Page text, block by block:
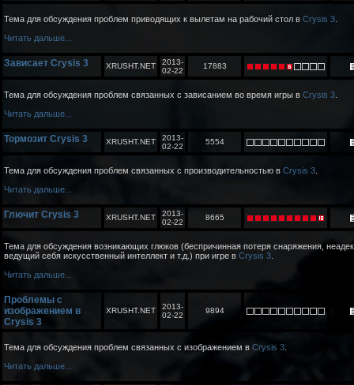
Тема для обсуждения проблем приводящих к вылетам на рабочий стол в Crysis 3
Читать дальше...
Зависает Crysis 3 XRUSHT.NET
2013-
02-22
17883
Тема для обсуждения проблем связанных с зависанием во время игры в Crysis 3
Читать дальше...
Тормозит Crysis 3 XRUSHT.NET
2013-
02-22
5554
Тема для обсуждения проблем связанных с производительностью в Crysis 3
Читать дальше...
Глючит Crysis 3 XRUSHT.NET
2013-
02-22
8665
Тема для обсуждения возникающих глюков (беспричинная потеря снаряжения,
ведущий себя искусственный интеллект и т.д.) при игре в Crysis 3
Читать дальше...
Проблемы с
изображением в
Crysis 3
XRUSHT.NET
2013-
02-22
9894
Тема для обсуждения проблем связанных с изображением в Crysis 3
Читать дальше...